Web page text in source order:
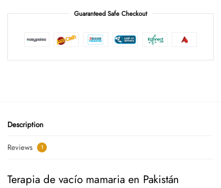
Guaranteed Safe Checkout
Description
Reviews 1
Terapia de vacío mamaria en Pakistán